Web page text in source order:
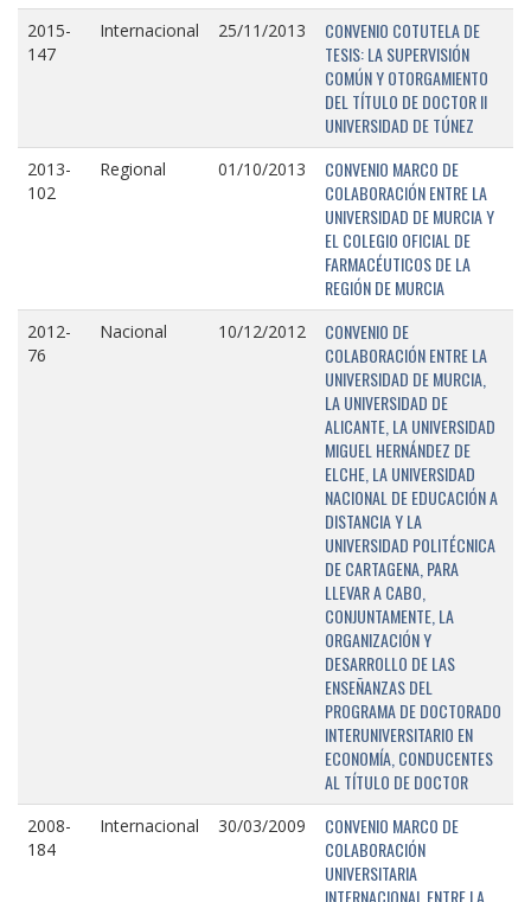
2015-
147
Internacional 25/11/2013
CONVENIO COTUTELA DE
TESIS: LA SUPERVISIÓN
COMÚN Y OTORGAMIENTO
DEL TÍTULO DE DOCTOR II
UNIVERSIDAD DE TÚNEZ
2013-
102
Regional 01/10/2013
CONVENIO MARCO DE
COLABORACIÓN ENTRE LA
UNIVERSIDAD DE MURCIA Y
EL COLEGIO OFICIAL DE
FARMACÉUTICOS DE LA
REGIÓN DE MURCIA
2012-
76
Nacional 10/12/2012
CONVENIO DE
COLABORACIÓN ENTRE LA
UNIVERSIDAD DE MURCIA,
LA UNIVERSIDAD DE
ALICANTE, LA UNIVERSIDAD
MIGUEL HERNÁNDEZ DE
ELCHE, LA UNIVERSIDAD
NACIONAL DE EDUCACIÓN A
DISTANCIA Y LA
UNIVERSIDAD POLITÉCNICA
DE CARTAGENA, PARA
LLEVAR A CABO,
CONJUNTAMENTE, LA
ORGANIZACIÓN Y
DESARROLLO DE LAS
ENSEÑANZAS DEL
PROGRAMA DE DOCTORADO
INTERUNIVERSITARIO EN
ECONOMÍA, CONDUCENTES
AL TÍTULO DE DOCTOR
2008-
184
Internacional 30/03/2009
CONVENIO MARCO DE
COLABORACIÓN
UNIVERSITARIA
INTERNACIONAL ENTRE LA